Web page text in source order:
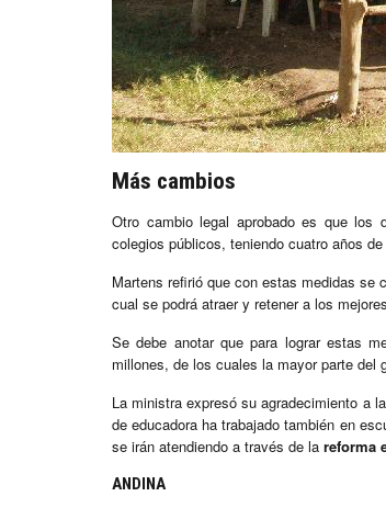
Más cambios
Otro cambio legal aprobado es que los
colegios públicos, teniendo cuatro años
Martens refirió que con estas medidas se
cual se podrá atraer y retener a los
Se debe anotar que para lograr estas
millones, de los cuales la mayor parte del
La ministra expresó su agradecimiento a
de educadora ha trabajado también en
se irán atendiendo a través de la reforma
ANDINA